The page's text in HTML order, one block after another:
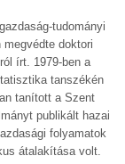
tudományi
doktori
írt. 1979-ben a
tanszékén
tanított a Szent
publikált hazai
folyamatok
átalakítása volt.